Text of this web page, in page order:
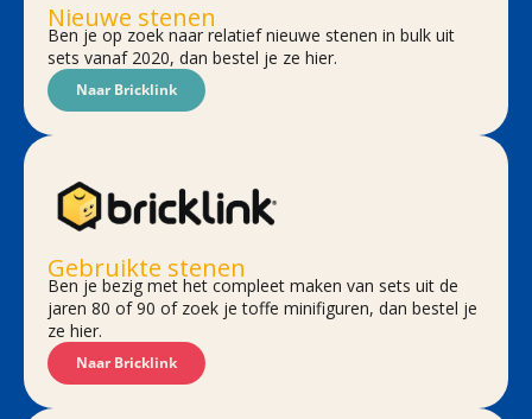
Nieuwe stenen
Ben je op zoek naar relatief nieuwe stenen in bulk uit
sets vanaf 2020, dan bestel je ze hier.
Naar Bricklink
Gebruikte stenen
Ben je bezig met het compleet maken van sets uit de
jaren 80 of 90 of zoek je toffe minifiguren, dan bestel je
ze hier.
Naar Bricklink